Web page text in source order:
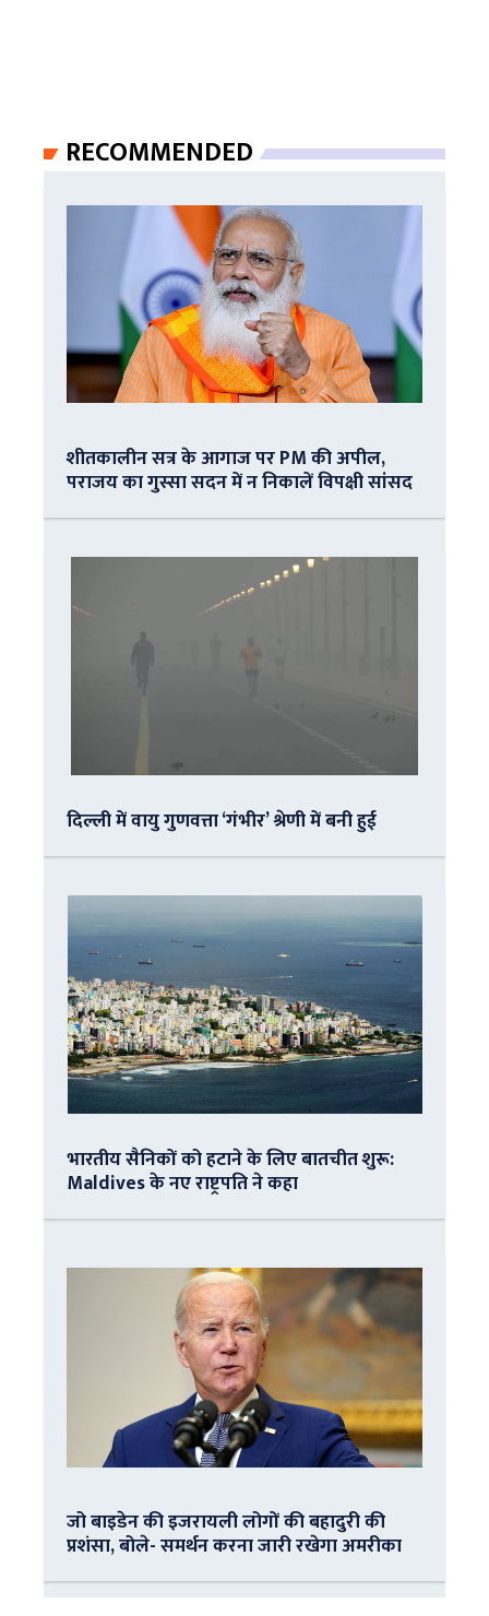
RECOMMENDED
शीतकालीन सत्र के आगाज पर PM की अपील,
पराजय का गुस्सा सदन में न निकालें विपक्षी सांसद
दिल्ली में वायु गुणवत्ता ‘गंभीर’ श्रेणी में बनी हुई
भारतीय सैनिकों को हटाने के लिए बातचीत शुरू:
Maldives के नए राष्ट्रपति ने कहा
जो बाइडेन की इजरायली लोगों की बहादुरी की
प्रशंसा, बोले- समर्थन करना जारी रखेगा अमरीका